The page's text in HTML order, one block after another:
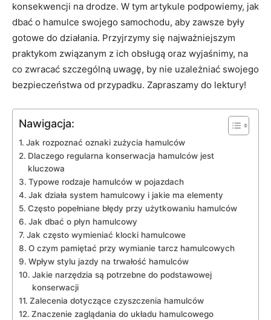
‌konsekwencji na drodze. W tym artykule⁤ podpowiemy, jak
dbać o hamulce swojego samochodu, aby zawsze były
gotowe⁣ do ‍działania. Przyjrzymy się najważniejszym
praktykom związanym z ich obsługą oraz wyjaśnimy, na
co zwracać szczególną uwagę, by nie⁤ uzależniać swojego⁣
bezpieczeństwa od przypadku. Zapraszamy do lektury!
Nawigacja:
Jak rozpoznać oznaki zużycia hamulców
Dlaczego regularna konserwacja hamulców jest
kluczowa
Typowe rodzaje hamulców ⁢w pojazdach
Jak działa system‌ hamulcowy i jakie ma elementy
Często popełniane błędy przy użytkowaniu hamulców
Jak‌ dbać o płyn hamulcowy
Jak często wymieniać klocki hamulcowe
O czym pamiętać przy wymianie tarcz hamulcowych
Wpływ stylu ​jazdy na​ trwałość hamulców
Jakie narzędzia są potrzebne do podstawowej
konserwacji
Zalecenia dotyczące czyszczenia hamulców
Znaczenie‌ zaglądania do układu hamulcowego